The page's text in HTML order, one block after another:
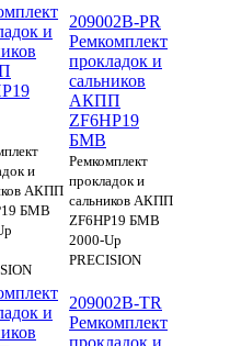
и
и
АКПП
БМВ
209002B-PR
Ремкомплект
прокладок и
сальников
АКПП
ZF6HP19
БМВ
Ремкомплект
прокладок и
сальников АКПП
ZF6HP19 БМВ
2000-Up
PRECISION
и
209002B-TR
Ремкомплект
прокладок и